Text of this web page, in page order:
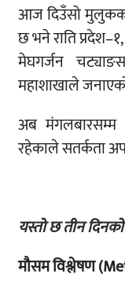
आज दिउँसो मुलुकका
छ भने राति
मेघगर्जन
महाशाखाले
अब मंगलबारसम्म
रहेकाले सतर्कता
यस्तो छ तीन
मौसम विश्लेषण